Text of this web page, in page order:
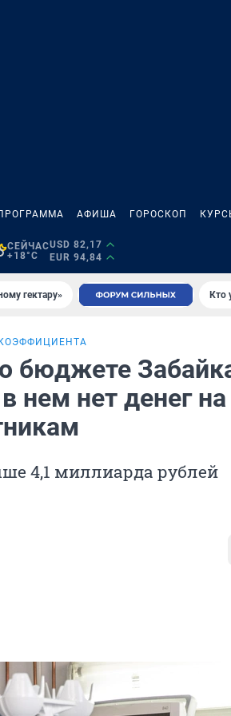
АФИША ГОРОСКОП
СЕЙЧАС
+18°C
USD 82,17
EUR 94,84
гектару» Кто
бюджете
нем нет денег на
4,1 миллиарда рублей